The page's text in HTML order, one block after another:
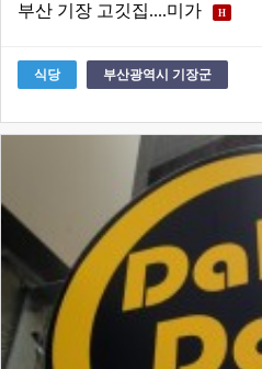
부산 기장 고깃집....미가 H
식당 부산광역시 기장군